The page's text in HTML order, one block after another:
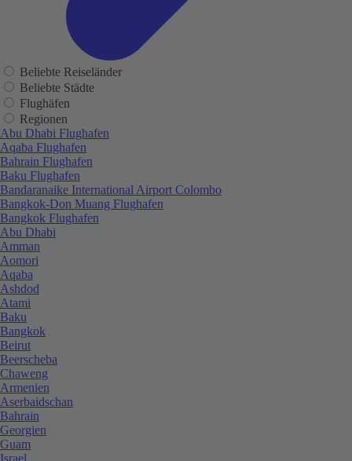
Beliebte Reiseländer
Beliebte Städte
Flughäfen
Regionen
Abu Dhabi Flughafen
Aqaba Flughafen
Bahrain Flughafen
Baku Flughafen
Bandaranaike International Airport Colombo
Bangkok-Don Muang Flughafen
Bangkok Flughafen
Abu Dhabi
Amman
Aomori
Aqaba
Ashdod
Atami
Baku
Bangkok
Beirut
Beerscheba
Chaweng
Armenien
Aserbaidschan
Bahrain
Georgien
Guam
Israel